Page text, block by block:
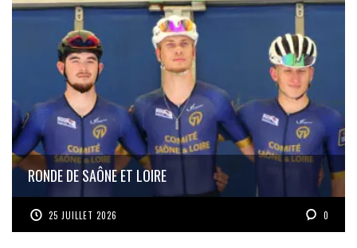
RONDE DE SAÔNE ET LOIRE
25 JUILLET 2026 0